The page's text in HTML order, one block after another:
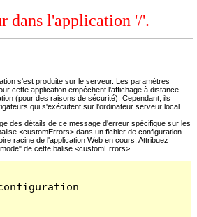
dans l'application '/'.
s'est produite sur le serveur. Les paramètres
cette application empêchent l'affichage à distance
(pour des raisons de sécurité). Cependant, ils
qui s'exécutent sur l'ordinateur serveur local.
des détails de ce message d'erreur spécifique sur les
<customErrors> dans un fichier de configuration
racine de l'application Web en cours. Attribuez
de cette balise <customErrors>.